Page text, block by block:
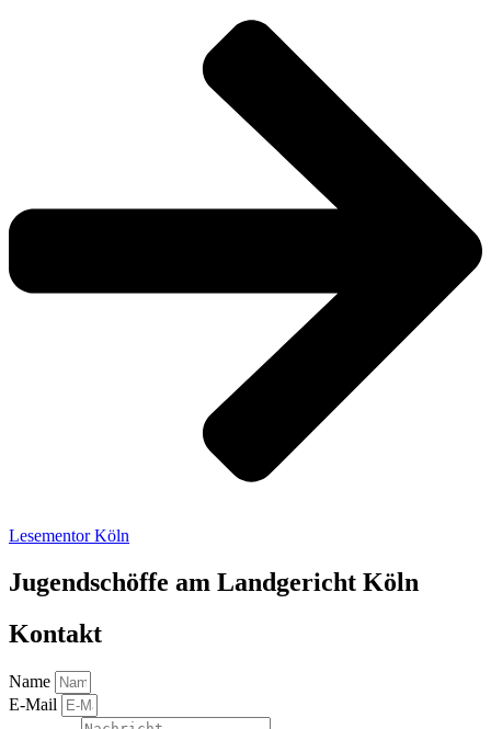
Lesementor Köln
Jugendschöffe am Landgericht Köln
Kontakt
Name
E-Mail